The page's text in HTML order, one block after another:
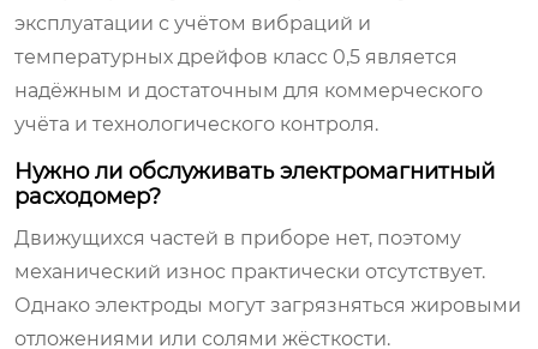
эксплуатации с учётом вибраций и
температурных дрейфов класс 0,5 является
надёжным и достаточным для коммерческого
учёта и технологического контроля.
Нужно ли обслуживать электромагнитный
расходомер?
Движущихся частей в приборе нет, поэтому
механический износ практически отсутствует.
Однако электроды могут загрязняться жировыми
отложениями или солями жёсткости.